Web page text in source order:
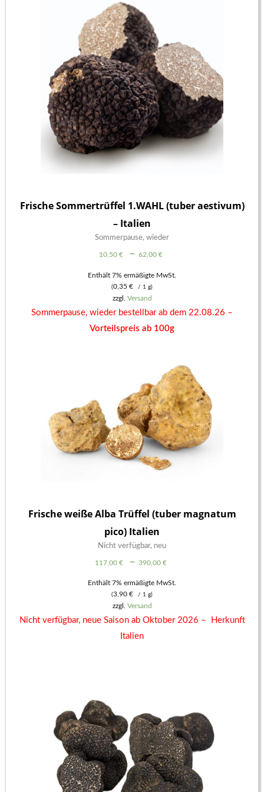
Frische Sommertrüffel 1.WAHL (tuber aestivum)
– Italien
Sommerpause, wieder
10,50 € – 62,00 €
10,50 €
62,00 €
Enthält 7% ermäßigte MwSt.
(0,35 € / 1 g)
zzgl. Versand
Sommerpause, wieder bestellbar ab dem 22.08.26 –
Vorteilspreis ab 100g
Frische weiße Alba Trüffel (tuber magnatum
pico) Italien
Nicht verfügbar, neu
117,00 € – 390,00 €
117,00 €
390,00 €
Enthält 7% ermäßigte MwSt.
(3,90 € / 1 g)
zzgl. Versand
Nicht verfügbar, neue Saison ab Oktober 2026 – Herkunft
Italien